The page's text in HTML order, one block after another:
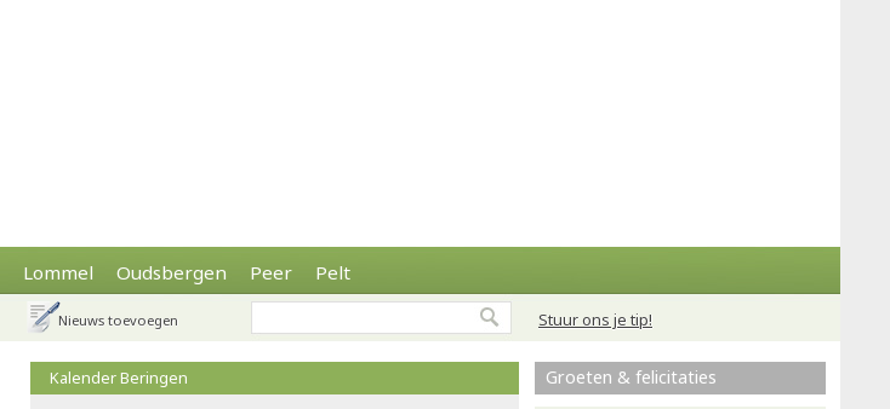
Lommel Oudsbergen Peer Pelt
Stuur ons je tip!
Nieuws toevoegen
Kalender Beringen Groeten & felicitaties